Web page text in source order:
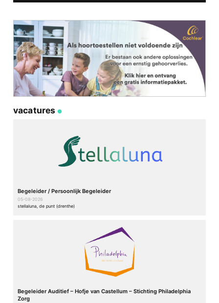
vacatures
Begeleider / Persoonlijk Begeleider
05-08-2026
stellaluna, de punt (drenthe)
Begeleider Auditief – Hofje van Castellum – Stichting Philadelphia
Zorg